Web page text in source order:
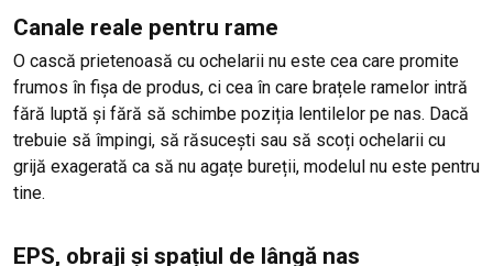
Canale reale pentru rame
O cască prietenoasă cu ochelarii nu este cea care promite
frumos în fișa de produs, ci cea în care brațele ramelor intră
fără luptă și fără să schimbe poziția lentilelor pe nas. Dacă
trebuie să împingi, să răsucești sau să scoți ochelarii cu
grijă exagerată ca să nu agațe bureții, modelul nu este pentru
tine.
EPS, obraji și spațiul de lângă nas